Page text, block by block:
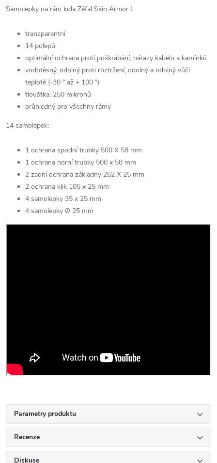
Samolepky na rám kola Zéfal Skin Armor L
transparentní
14 polepů
optimální ochrana proti poškrábání, nárazy kabelu a kamínků
vodotěsný, odolný proti roztržení, odolný a odolný vůči
teplotě (-30 ° až + 100 °)
tloušťka: 250 mikronů
průhledný pro všechny rámy
14 samolepek:
1 ochrana spodní trubky 500 X 58 mm
1 ochrana horní trubky 500 x 58 mm
2 zadní ochrana základny 252 X 25 mm
2 ochrana klik 105 x 25 mm
4 samolepky 35 x 25 mm
4 samolepky Ø 25 mm
Parametry produktu
Recenze
Diskuse